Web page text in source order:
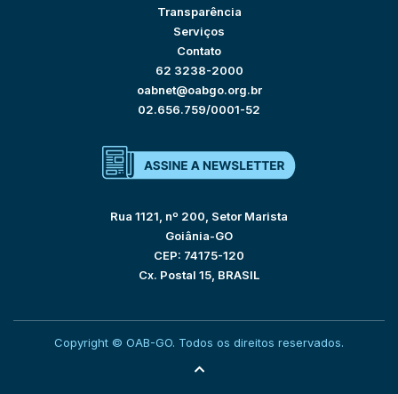
Transparência
Serviços
Contato
62 3238-2000
oabnet@oabgo.org.br
02.656.759/0001-52
Rua 1121, nº 200, Setor Marista
Goiânia-GO
CEP: 74175-120
Cx. Postal 15, BRASIL
Copyright © OAB-GO. Todos os direitos reservados.